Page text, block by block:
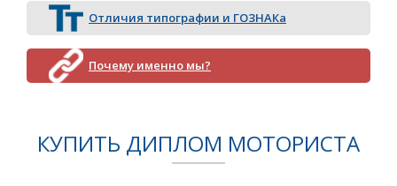
Отличия типографии и ГОЗНАКа
Почему именно мы?
КУПИТЬ ДИПЛОМ МОТОРИСТА